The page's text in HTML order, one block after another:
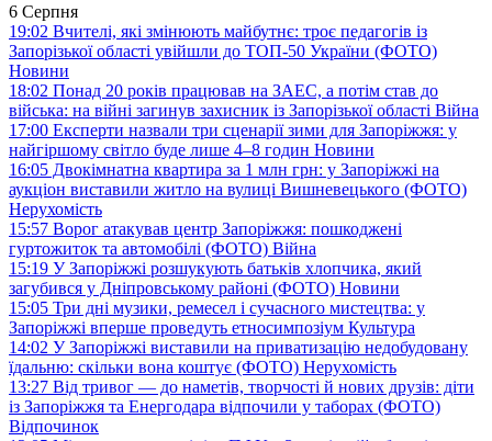
6 Серпня
19:02 Вчителі, які змінюють майбутнє: троє педагогів із
Запорізької області увійшли до ТОП-50 України (ФОТО)
Новини
18:02 Понад 20 років працював на ЗАЕС, а потім став до
війська: на війні загинув захисник із Запорізької області Війна
17:00 Експерти назвали три сценарії зими для Запоріжжя: у
найгіршому світло буде лише 4–8 годин Новини
16:05 Двокімнатна квартира за 1 млн грн: у Запоріжжі на
аукціон виставили житло на вулиці Вишневецького (ФОТО)
Нерухомість
15:57 Ворог атакував центр Запоріжжя: пошкоджені
гуртожиток та автомобілі (ФОТО) Війна
15:19 У Запоріжжі розшукують батьків хлопчика, який
загубився у Дніпровському районі (ФОТО) Новини
15:05 Три дні музики, ремесел і сучасного мистецтва: у
Запоріжжі вперше проведуть етносимпозіум Культура
14:02 У Запоріжжі виставили на приватизацію недобудовану
їдальню: скільки вона коштує (ФОТО) Нерухомість
13:27 Від тривог — до наметів, творчості й нових друзів: діти
із Запоріжжя та Енергодара відпочили у таборах (ФОТО)
Відпочинок